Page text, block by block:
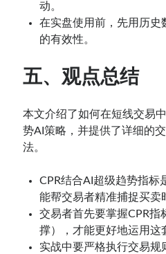
动。
在实盘使用前，先用历史
的有效性。
五、观点总结
本文介绍了如何在短线交易
势AI策略，并提供了详细的
法。
CPR结合AI超级趋势指标
能帮交易者精准捕捉买卖
交易者首先要掌握CPR指
撑），才能更好地运用这
实战中要严格执行交易规